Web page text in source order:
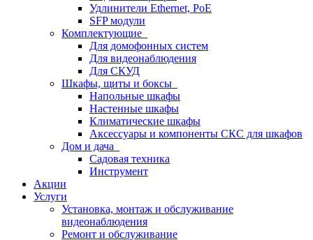
Удлинители Ethernet, PoE
SFP модули
Комплектующие
Для домофонных систем
Для видеонаблюдения
Для СКУД
Шкафы, щиты и боксы
Напольные шкафы
Настенные шкафы
Климатические шкафы
Аксессуары и компоненты СКС для шкафов
Дом и дача
Садовая техника
Инструмент
Акции
Услуги
Установка, монтаж и обслуживание
видеонаблюдения
Ремонт и обслуживание